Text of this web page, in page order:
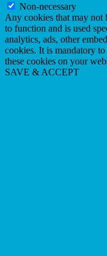
Non-necessary
Any cookies that may not
to function and is used
analytics, ads, other
cookies. It is mandatory
these cookies on your
SAVE & ACCEPT